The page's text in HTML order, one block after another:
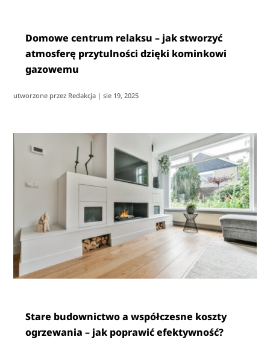
Domowe centrum relaksu – jak stworzyć
atmosferę przytulności dzięki kominkowi
gazowemu
utworzone przez Redakcja |sie 19, 2025
Stare budownictwo a współczesne koszty
ogrzewania – jak poprawić efektywność?